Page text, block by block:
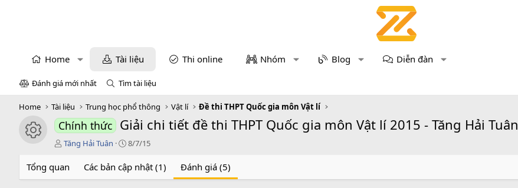
Home Tài liệu Thi online Nhóm Blog Diễn đàn
Đánh giá mới nhất Tìm tài liệu
Home Tài liệu Trung học phổ thông Vật lí Đề thi THPT Quốc gia môn Vật lí
icon tài liệu
Chính thức Giải chi tiết đề thi THPT Quốc gia môn Vật lí 2015 - Tăng Hải Tuân
T
c
Tăng Hải Tuân
C
e
a
8/7/15
Tổng quan Các bản cập nhật (1) Đánh giá (5)